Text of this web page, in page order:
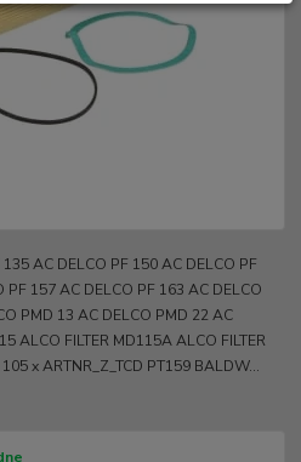
AC DELCO PF 150 AC DELCO PF
157 AC DELCO PF 163 AC DELCO
PMD 13 AC DELCO PMD 22 AC
ALCO FILTER MD115A ALCO FILTER
x ARTNR_Z_TCD PT159 BALDW...